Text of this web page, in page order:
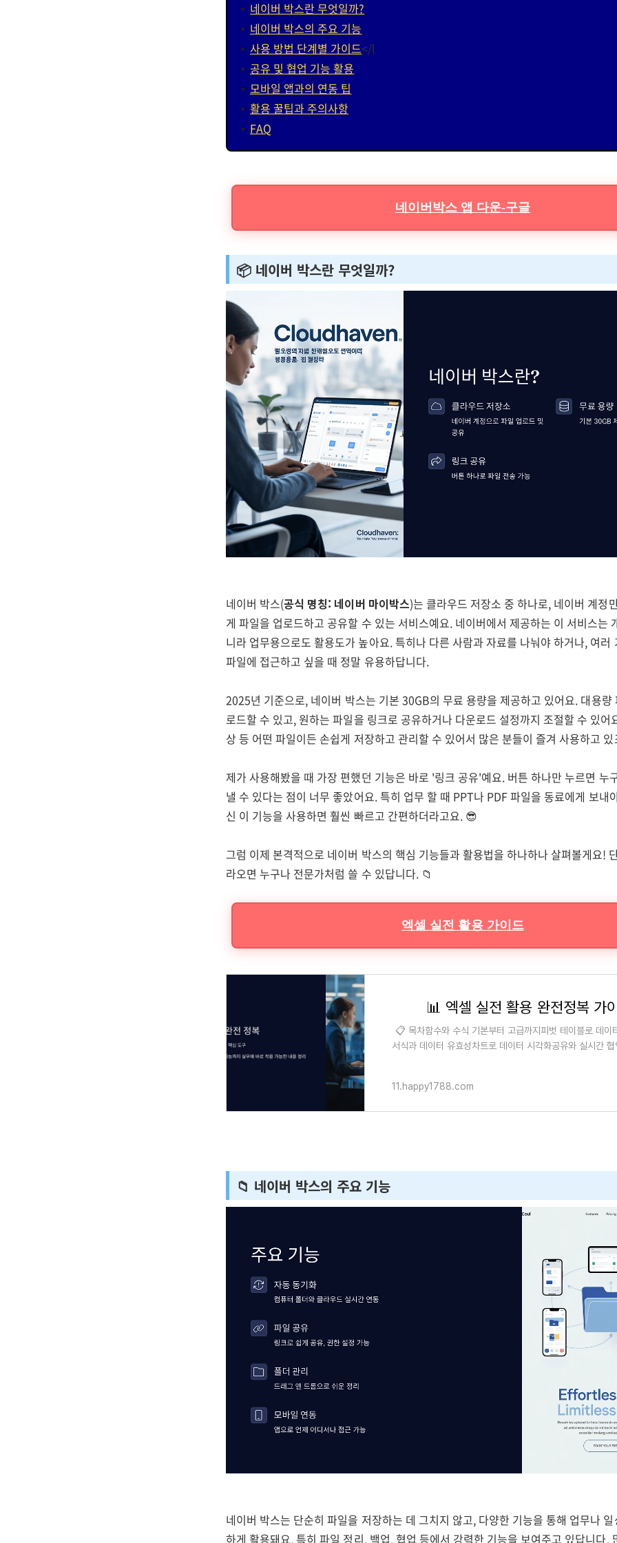
네이버 박스란 무엇일까?
네이버 박스의 주요 기능
사용 방법 단계별 가이드</l
공유 및 협업 기능 활용
모바일 앱과의 연동 팁
활용 꿀팁과 주의사항
FAQ
네이버박스 앱 다운-구글
📦 네이버 박스란 무엇일까?
네이버 박스(공식 명칭: 네이버 마이박스)는 클라우드 저장소 중 하나로, 네이버 계정
게 파일을 업로드하고 공유할 수 있는 서비스예요. 네이버에서 제공하는 이 서비스는
니라 업무용으로도 활용도가 높아요. 특히나 다른 사람과 자료를 나눠야 하거나, 여러
파일에 접근하고 싶을 때 정말 유용하답니다.
2025년 기준으로, 네이버 박스는 기본 30GB의 무료 용량을 제공하고 있어요. 대용량
로드할 수 있고, 원하는 파일을 링크로 공유하거나 다운로드 설정까지 조절할 수 있어
상 등 어떤 파일이든 손쉽게 저장하고 관리할 수 있어서 많은 분들이 즐겨 사용하고 있
제가 사용해봤을 때 가장 편했던 기능은 바로 '링크 공유'예요. 버튼 하나만 누르면 누
낼 수 있다는 점이 너무 좋았어요. 특히 업무 할 때 PPT나 PDF 파일을 동료에게 보내
신 이 기능을 사용하면 훨씬 빠르고 간편하더라고요. 😎
그럼 이제 본격적으로 네이버 박스의 핵심 기능들과 활용법을 하나하나 살펴볼게요!
라오면 누구나 전문가처럼 쓸 수 있답니다. 📁
엑셀 실전 활용 가이드
📊 엑셀 실전 활용 완전정복 가
📋 목차함수와 수식 기본부터 고급까지피벗 테이블로 데이
서식과 데이터 유효성차트로 데이터 시각화공유와 실시간 협
11.happy1788.com
📁 네이버 박스의 주요 기능
네이버 박스는 단순히 파일을 저장하는 데 그치지 않고, 다양한 기능을 통해 업무나
하게 활용돼요. 특히 파일 정리, 백업, 협업 등에서 강력한 기능을 보여주고 있답니다.